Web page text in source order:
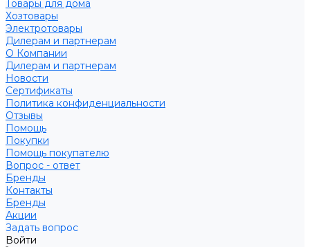
Товары для дома
Хозтовары
Электротовары
Дилерам и партнерам
О Компании
Дилерам и партнерам
Новости
Сертификаты
Политика конфиденциальности
Отзывы
Помощь
Покупки
Помощь покупателю
Вопрос - ответ
Бренды
Контакты
Бренды
Акции
Задать вопрос
Войти